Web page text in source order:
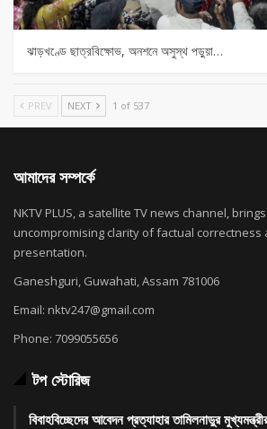
ঝাড়খণ্ডে ছাত্রবিক্ষোভ, অনশনে অসুস্থ পড়ুয়া…
PREV NEXT 1 of 537
আমাদের সম্পর্কে
NKTV PLUS, a satellite TV news channel,
uncompromising clarity of factual correctness
presentation.
Ganeshguri, Guwahati, Assam 781006
Email: nktv247@gmail.com
Phone: 7099055656
টপ স্টোরিজ
বিবাহবিচ্ছেদের আবেদন প্রত্যাহার তামিলনাড়ুর